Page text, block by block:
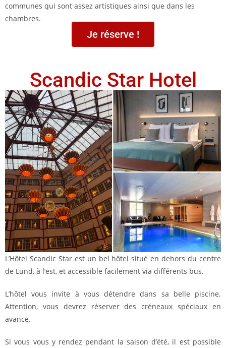
communes qui sont assez artistiques ainsi que dans les
chambres.
Je réserve !
Scandic Star Hotel
L’Hôtel Scandic Star est un bel hôtel situé en dehors du centre
de Lund, à l’est, et accessible facilement via différents bus.
L’hôtel vous invite à vous détendre dans sa belle piscine.
Attention, vous devrez réserver des créneaux spéciaux en
avance.
Si vous vous y rendez pendant la saison d’été, il est possible